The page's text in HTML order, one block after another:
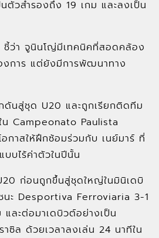
ตัวสำรองถึง 19 เกม และลงเป็น
ชี้ว่า จูนินโญ่มีเทคนิคที่สอดคล้อง
การ แต่ยังมีการพัฒนาทาง
ดันสู่ชุด U20 และถูกเรียกติดทีม
Campeonato Paulista
กาสให้ฝึกซ้อมร่วมกับ เนย์มาร์ ที่
บไร้ค่าตัวในปีนั้น
ก่อนถูกขึ้นสู่ชุดใหญ่ในมินิเดบิ
นะ Desportiva Ferroviaria 3-1
ละต่อมาเดบิวต์อย่างเป็น
าซิล ด้วยเวลาลงเล่น 24 นาทีใน